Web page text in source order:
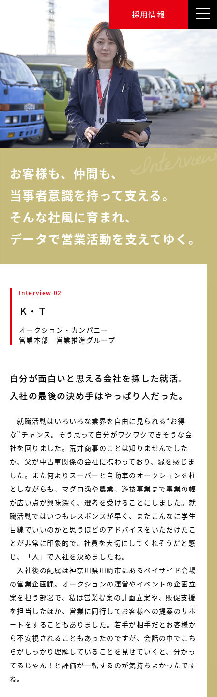
採用情報
お客様も、仲間も、
当事者意識を持って支える。
そんな社風に育まれ、
データで営業活動を支えてゆく。
Interview 02
Ｋ・Ｔ
オークション・カンパニー
営業本部 営業推進グループ
自分が面白いと思える会社を探した就活。
入社の最後の決め手はやっぱり人だった。
就職活動はいろいろな業界を自由に見られる“お得
な”チャンス。そう思って自分がワクワクできそうな会
社を回りました。荒井商事のことは知りませんでした
が、父が中古車関係の会社に携わっており、縁を感じま
した。また何よりスーパーと自動車のオークションを柱
としながらも、マグロ漁や農業、遊技事業まで事業の幅
が広い点が興味深く、選考を受けることにしました。就
職活動ではいつもレスポンスが早く、またこんなに学生
目線でいいのかと思うほどのアドバイスをいただけたこ
とが非常に印象的で、社員を大切にしてくれそうだと感
じ、「人」で入社を決めましたね。
入社後の配属は神奈川県川崎市にあるベイサイド会場
の営業企画課。オークションの運営やイベントの企画立
案を担う部署で、私は営業提案の計画立案や、販促支援
を担当したほか、営業に同行してお客様への提案のサポ
ートをすることもありました。若手が相手だとお客様か
ら不安視されることもあったのですが、会話の中でこち
らがしっかり理解していることを見せていくと、分かっ
てるじゃん！と評価が一転するのが気持ちよかったです
ね。